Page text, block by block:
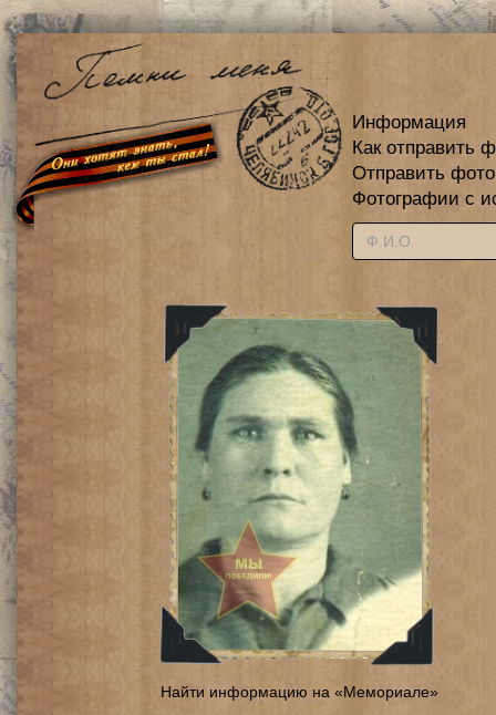
Информация
Как отправить
Отправить
Фотографии с
Найти информацию на «Мемориале»